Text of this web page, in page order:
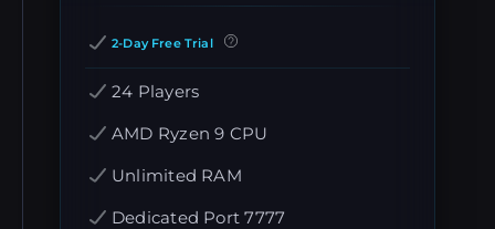
2-Day Free Trial
24 Players
AMD Ryzen 9 CPU
Unlimited RAM
Dedicated Port 7777